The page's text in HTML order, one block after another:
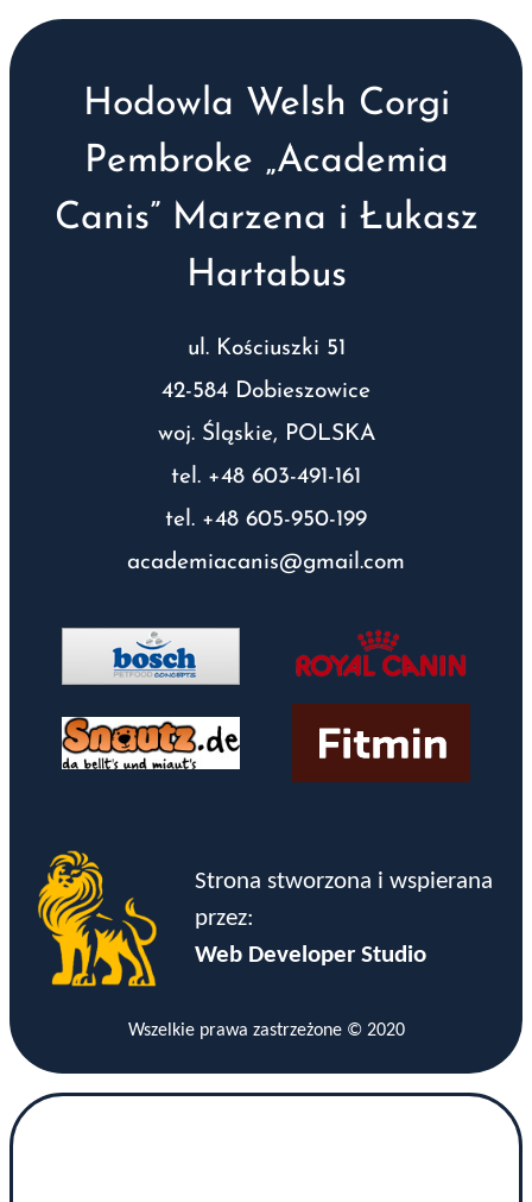
Hodowla Welsh Corgi
Pembroke „Academia
Canis” Marzena i Łukasz
Hartabus
ul. Kościuszki 51
42-584 Dobieszowice
woj. Śląskie, POLSKA
tel. +48 603-491-161
tel. +48 605-950-199
academiacanis@gmail.com
Strona stworzona i wspierana
przez:
Web Developer Studio
Wszelkie prawa zastrzeżone © 2020